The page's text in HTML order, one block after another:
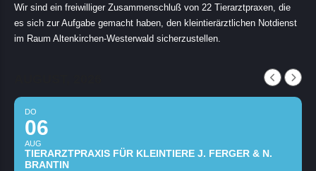
Wir sind ein freiwilliger Zusammenschluß von 22 Tierarztpraxen, die
es sich zur Aufgabe gemacht haben, den kleintierärztlichen Notdienst
im Raum Altenkirchen-Westerwald sicherzustellen.
DO
06
AUG
TIERARZTPRAXIS FÜR KLEINTIERE J. FERGER & N.
BRANTIN